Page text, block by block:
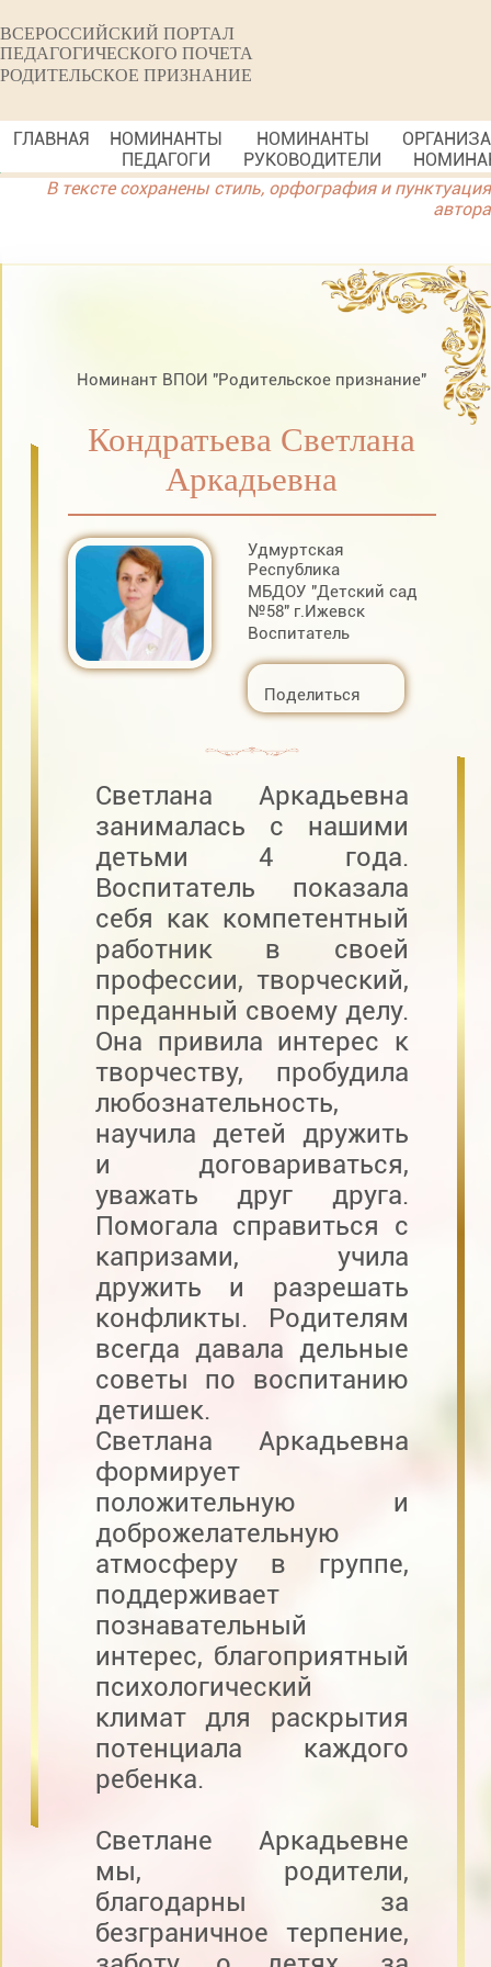
ВСЕРОССИЙСКИЙ ПОРТАЛ
ПЕДАГОГИЧЕСКОГО ПОЧЕТА
РОДИТЕЛЬСКОЕ ПРИЗНАНИЕ
ГЛАВНАЯ
НОМИНАНТЫ
ПЕДАГОГИ
НОМИНАНТЫ
РУКОВОДИТЕЛИ
В тексте сохранены стиль, орфография и пунктуация
автора
Номинант ВПОИ "Родительское признание"
Кондратьева Светлана
Аркадьевна
Удмуртская
Республика
МБДОУ "Детский сад
№58" г.Ижевск
Воспитатель
Поделиться
Светлана Аркадьевна
занималась с нашими
детьми 4 года.
Воспитатель показала
себя как компетентный
работник в своей
профессии, творческий,
преданный своему делу.
Она привила интерес к
творчеству, пробудила
любознательность,
научила детей дружить
и договариваться,
уважать друг друга.
Помогала справиться с
капризами, учила
дружить и разрешать
конфликты. Родителям
всегда давала дельные
советы по воспитанию
детишек.
Светлана Аркадьевна
формирует
положительную и
доброжелательную
атмосферу в группе,
поддерживает
познавательный
интерес, благоприятный
психологический
климат для раскрытия
потенциала каждого
ребенка.
Светлане Аркадьевне
мы, родители,
благодарны за
безграничное терпение,